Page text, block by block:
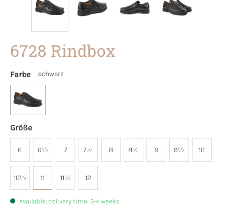
6728 Rindbox
Farbe schwarz
Größe
6 6½ 7 7½ 8 8½ 9 9½ 10
10½ 11 11½ 12
Available, delivery time: 3-4 weeks